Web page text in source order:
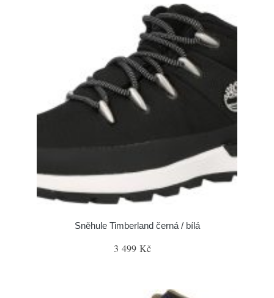
Sněhule Timberland černá / bílá
3 499 Kč